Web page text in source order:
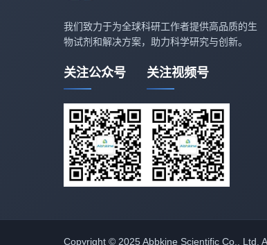
我们致力于为全球科研工作者提供高品质的生
物试剂和解决方案，助力科学研究与创新。
关注公众号 关注视频号
Copyright © 2025 Abbkine Scientific Co., Ltd.